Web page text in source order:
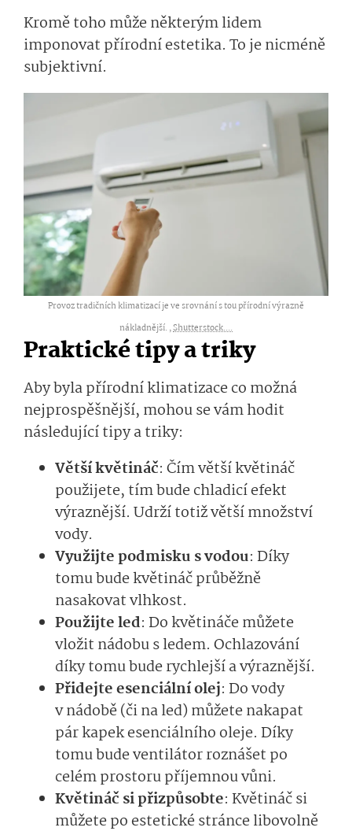
Kromě toho může některým lidem
imponovat přírodní estetika. To je nicméně
subjektivní.
Provoz tradičních klimatizací je ve srovnání s tou přírodní výrazně
nákladnější. ,Shutterstock....
Praktické tipy a triky
Aby byla přírodní klimatizace co možná
nejprospěšnější, mohou se vám hodit
následující tipy a triky:
Větší květináč: Čím větší květináč
použijete, tím bude chladicí efekt
výraznější. Udrží totiž větší množství
vody.
Využijte podmisku s vodou: Díky
tomu bude květináč průběžně
nasakovat vlhkost.
Použijte led: Do květináče můžete
vložit nádobu s ledem. Ochlazování
díky tomu bude rychlejší a výraznější.
Přidejte esenciální olej: Do vody
v nádobě (či na led) můžete nakapat
pár kapek esenciálního oleje. Díky
tomu bude ventilátor roznášet po
celém prostoru příjemnou vůni.
Květináč si přizpůsobte: Květináč si
můžete po estetické stránce libovolně